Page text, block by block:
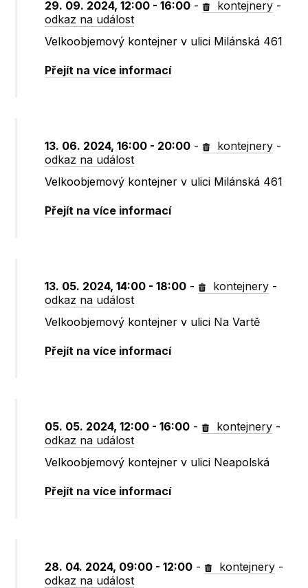
29. 09. 2024, 12:00 - 16:00 - kontejnery -
odkaz na událost
Velkoobjemový kontejner v ulici Milánská 461
Přejít na více informací
13. 06. 2024, 16:00 - 20:00 - kontejnery -
odkaz na událost
Velkoobjemový kontejner v ulici Milánská 461
Přejít na více informací
13. 05. 2024, 14:00 - 18:00 - kontejnery -
odkaz na událost
Velkoobjemový kontejner v ulici Na Vartě
Přejít na více informací
05. 05. 2024, 12:00 - 16:00 - kontejnery -
odkaz na událost
Velkoobjemový kontejner v ulici Neapolská
Přejít na více informací
28. 04. 2024, 09:00 - 12:00 - kontejnery -
odkaz na událost